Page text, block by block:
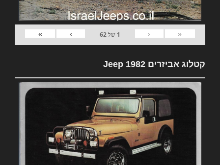
«
‹
1 של62
›
»
קטלוג אביזרים 1982 Jeep